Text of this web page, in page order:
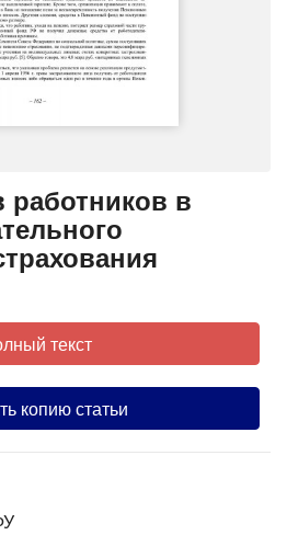
в
текст
копию статьи